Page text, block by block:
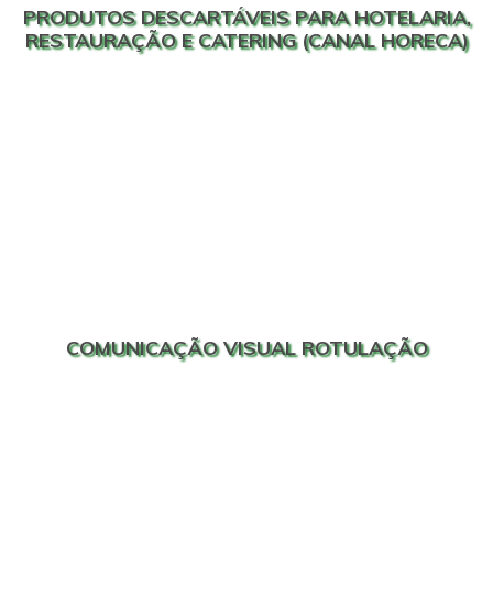
PRODUTOS DESCARTÁVEIS PARA HOTELARIA,
RESTAURAÇÃO E CATERING (CANAL HORECA)
COMUNICAÇÃO VISUAL ROTULAÇÃO